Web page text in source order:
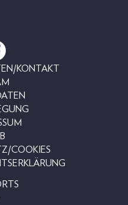
KONTAKT
COOKIES